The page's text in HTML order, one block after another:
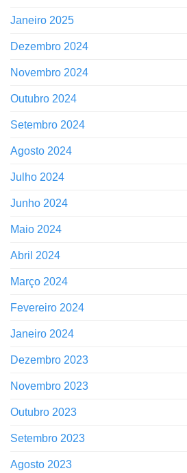
Janeiro 2025
Dezembro 2024
Novembro 2024
Outubro 2024
Setembro 2024
Agosto 2024
Julho 2024
Junho 2024
Maio 2024
Abril 2024
Março 2024
Fevereiro 2024
Janeiro 2024
Dezembro 2023
Novembro 2023
Outubro 2023
Setembro 2023
Agosto 2023